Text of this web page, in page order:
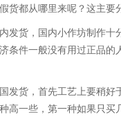
货都从哪里来呢？这主要
发货，国内小作坊制作
条件一般没有用过正品
发货，首先工艺上要稍
高一些，第一种如果只